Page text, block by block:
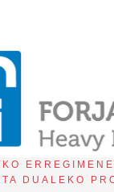
DUALEKO